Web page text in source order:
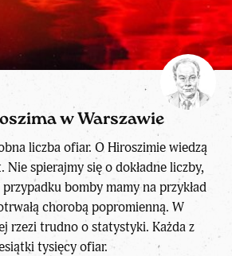
w Warszawie
liczba ofiar. O Hiroszimie wiedzą
Nie spierajmy się o dokładne liczby,
bomby mamy na przykład
chorobą popromienną. W
rzezi trudno o statystyki. Każda z
tysięcy ofiar.